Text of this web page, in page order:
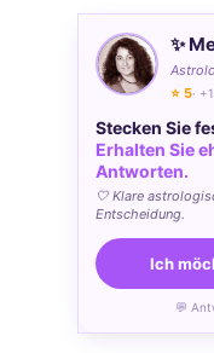
✨
⭐ 5·
Stecken Sie
Erhalten Sie
Antworten.
🤍 Klare
Entscheidung.
Ich
💬